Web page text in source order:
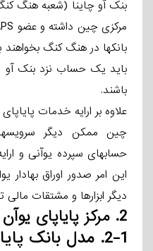
بنک­ آو چاینا (شعبه هنگ­
بانکها در هنگ­ کنگ بخواهند
باید یک حساب نزد بنک ­آو
باشند.
علاوه بر ارایه خدمات
چین ممکن دیگر سرویسها
حسابهای سپرده یوآنی و
این امر صدور اوراق بهادار
دیگر ابزارها و مشتقات مالی
2. مرکز پایاپای
2-1. مدل بانک